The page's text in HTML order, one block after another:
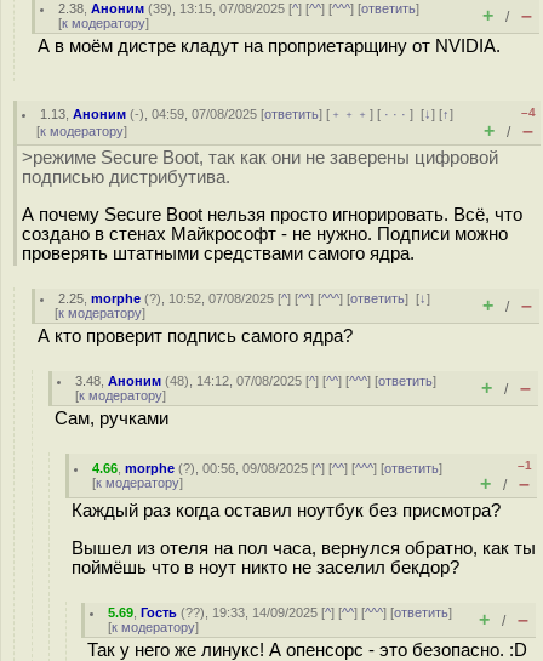
2.38 ,Аноним (39), 13:15, 07/08/2025 [^] [^^] [^^^] [ответить]
[к модератору] + / –
А в моём дистре кладут на проприетарщину от NVIDIA.
1.13 ,Аноним (-), 04:59, 07/08/2025 [ответить] [ ﹢﹢﹢] [ · · ·][↓] [↑]
[к модератору]
–4
+ / –
>режиме Secure Boot, так как они не заверены цифровой
подписью дистрибутива.
А почему Secure Boot нельзя просто игнорировать. Всё, что
создано в стенах Майкрософт - не нужно. Подписи можно
проверять штатными средствами самого ядра.
2.25 ,morphe (?), 10:52, 07/08/2025 [^] [^^] [^^^] [ответить][↓]
[к модератору] + / –
А кто проверит подпись самого ядра?
3.48 ,Аноним (48), 14:12, 07/08/2025 [^] [^^] [^^^] [ответить]
[к модератору] + / –
Сам, ручками
4.66 ,morphe (?), 00:56, 09/08/2025 [^] [^^] [^^^] [ответить]
[к модератору]
–1
+ / –
Каждый раз когда оставил ноутбук без присмотра?
Вышел из отеля на пол часа, вернулся обратно, как ты
поймёшь что в ноут никто не заселил бекдор?
5.69 ,Гость (??), 19:33, 14/09/2025 [^] [^^] [^^^] [ответить]
[к модератору] + / –
Так у него же линукс! А опенсорс - это безопасно. :D